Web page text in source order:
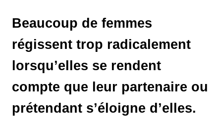
Beaucoup de femmes
régissent trop radicalement
lorsqu’elles se rendent
compte que leur partenaire ou
prétendant s’éloigne d’elles.